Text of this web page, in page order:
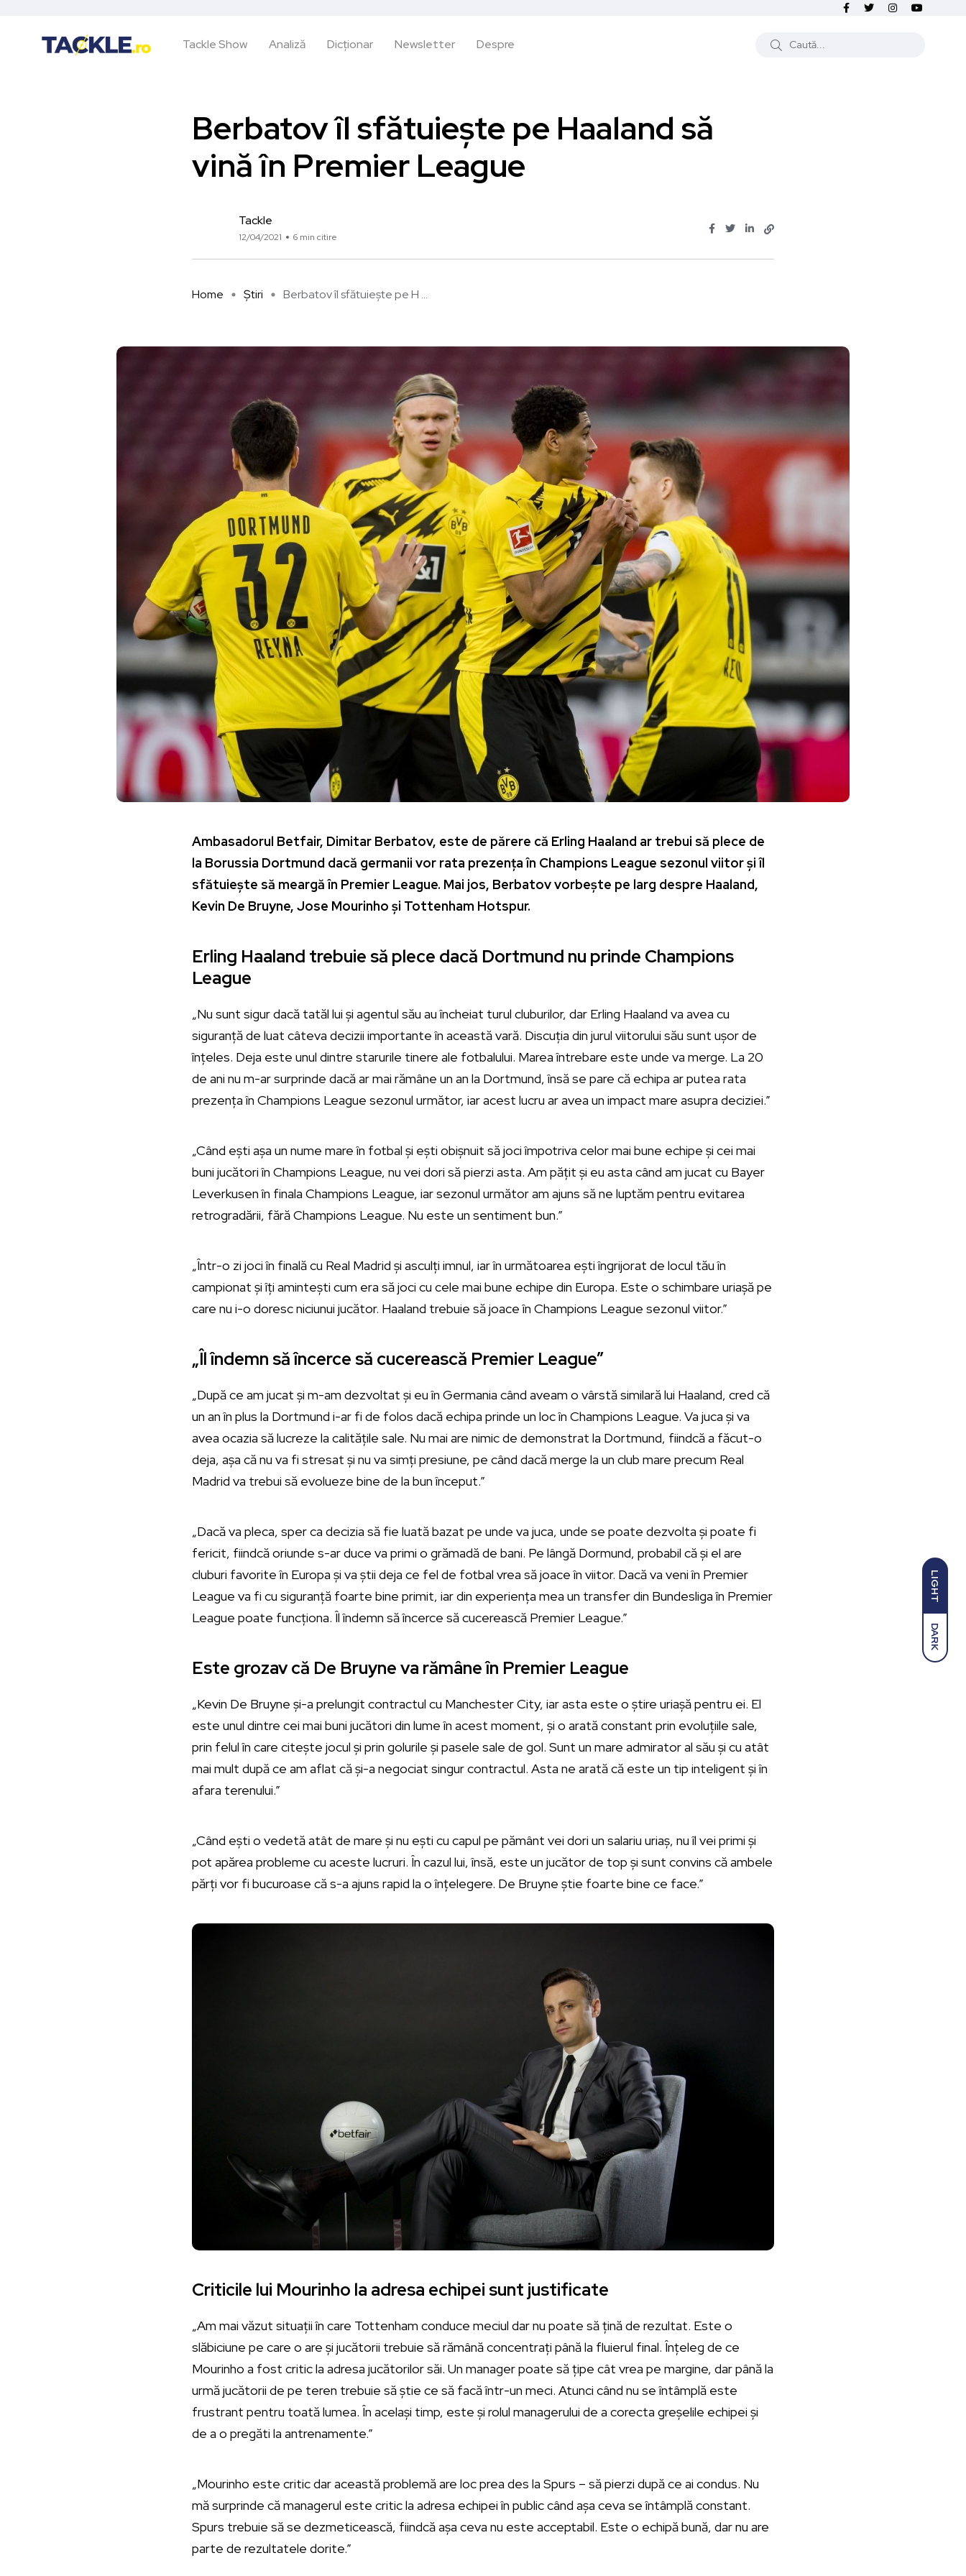
LIGHT
DARK
Tackle Show Analiză Dicționar Newsletter Despre
Berbatov îl sfătuiește pe Haaland să
vină în Premier League
Tackle
12/04/2021 6 min citire
Home Știri Berbatov îl sfătuiește pe H ...
Ambasadorul Betfair, Dimitar Berbatov, este de părere că Erling Haaland ar trebui să plece de
la Borussia Dortmund dacă germanii vor rata prezența în Champions League sezonul viitor și îl
sfătuiește să meargă în Premier League. Mai jos, Berbatov vorbește pe larg despre Haaland,
Kevin De Bruyne, Jose Mourinho și Tottenham Hotspur.
Erling Haaland trebuie să plece dacă Dortmund nu prinde Champions
League
„Nu sunt sigur dacă tatăl lui și agentul său au încheiat turul cluburilor, dar Erling Haaland va avea cu
siguranță de luat câteva decizii importante în această vară. Discuția din jurul viitorului său sunt ușor de
înțeles. Deja este unul dintre starurile tinere ale fotbalului. Marea întrebare este unde va merge. La 20
de ani nu m-ar surprinde dacă ar mai rămâne un an la Dortmund, însă se pare că echipa ar putea rata
prezența în Champions League sezonul următor, iar acest lucru ar avea un impact mare asupra deciziei.”
„Când ești așa un nume mare în fotbal și ești obișnuit să joci împotriva celor mai bune echipe și cei mai
buni jucători în Champions League, nu vei dori să pierzi asta. Am pățit și eu asta când am jucat cu Bayer
Leverkusen în finala Champions League, iar sezonul următor am ajuns să ne luptăm pentru evitarea
retrogradării, fără Champions League. Nu este un sentiment bun.”
„Într-o zi joci în finală cu Real Madrid și asculți imnul, iar în următoarea ești îngrijorat de locul tău în
campionat și îți amintești cum era să joci cu cele mai bune echipe din Europa. Este o schimbare uriașă pe
care nu i-o doresc niciunui jucător. Haaland trebuie să joace în Champions League sezonul viitor.”
„Îl îndemn să încerce să cucerească Premier League”
„După ce am jucat și m-am dezvoltat și eu în Germania când aveam o vârstă similară lui Haaland, cred că
un an în plus la Dortmund i-ar fi de folos dacă echipa prinde un loc în Champions League. Va juca și va
avea ocazia să lucreze la calitățile sale. Nu mai are nimic de demonstrat la Dortmund, fiindcă a făcut-o
deja, așa că nu va fi stresat și nu va simți presiune, pe când dacă merge la un club mare precum Real
Madrid va trebui să evolueze bine de la bun început.”
„Dacă va pleca, sper ca decizia să fie luată bazat pe unde va juca, unde se poate dezvolta și poate fi
fericit, fiindcă oriunde s-ar duce va primi o grămadă de bani. Pe lângă Dormund, probabil că și el are
cluburi favorite în Europa și va știi deja ce fel de fotbal vrea să joace în viitor. Dacă va veni în Premier
League va fi cu siguranță foarte bine primit, iar din experiența mea un transfer din Bundesliga în Premier
League poate funcționa. Îl îndemn să încerce să cucerească Premier League.”
Este grozav că De Bruyne va rămâne în Premier League
„Kevin De Bruyne și-a prelungit contractul cu Manchester City, iar asta este o știre uriașă pentru ei. El
este unul dintre cei mai buni jucători din lume în acest moment, și o arată constant prin evoluțiile sale,
prin felul în care citește jocul și prin golurile și pasele sale de gol. Sunt un mare admirator al său și cu atât
mai mult după ce am aflat că și-a negociat singur contractul. Asta ne arată că este un tip inteligent și în
afara terenului.”
„Când ești o vedetă atât de mare și nu ești cu capul pe pământ vei dori un salariu uriaș, nu îl vei primi și
pot apărea probleme cu aceste lucruri. În cazul lui, însă, este un jucător de top și sunt convins că ambele
părți vor fi bucuroase că s-a ajuns rapid la o înțelegere. De Bruyne știe foarte bine ce face.”
Criticile lui Mourinho la adresa echipei sunt justificate
„Am mai văzut situații în care Tottenham conduce meciul dar nu poate să țină de rezultat. Este o
slăbiciune pe care o are și jucătorii trebuie să rămână concentrați până la fluierul final. Înțeleg de ce
Mourinho a fost critic la adresa jucătorilor săi. Un manager poate să țipe cât vrea pe margine, dar până la
urmă jucătorii de pe teren trebuie să știe ce să facă într-un meci. Atunci când nu se întâmplă este
frustrant pentru toată lumea. În același timp, este și rolul managerului de a corecta greșelile echipei și
de a o pregăti la antrenamente.”
„Mourinho este critic dar această problemă are loc prea des la Spurs – să pierzi după ce ai condus. Nu
mă surprinde că managerul este critic la adresa echipei în public când așa ceva se întâmplă constant.
Spurs trebuie să se dezmeticească, fiindcă așa ceva nu este acceptabil. Este o echipă bună, dar nu are
parte de rezultatele dorite.”